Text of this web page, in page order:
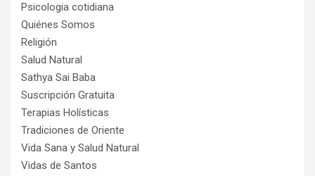
Psicologia cotidiana
Quiénes Somos
Religión
Salud Natural
Sathya Sai Baba
Suscripción Gratuita
Terapias Holísticas
Tradiciones de Oriente
Vida Sana y Salud Natural
Vidas de Santos